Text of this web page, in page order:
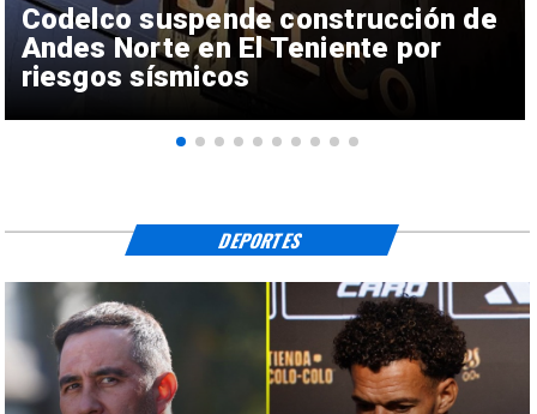
Codelco suspende construcción de
Andes Norte en El Teniente por
riesgos sísmicos
DEPORTES